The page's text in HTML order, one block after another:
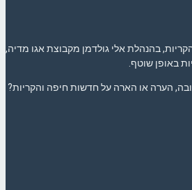
בהנהלת אלי גולדמן מקבוצת אגו מדיה,
באופן שוטף.
הערה או הארה על חדשות חיפה והקריות?